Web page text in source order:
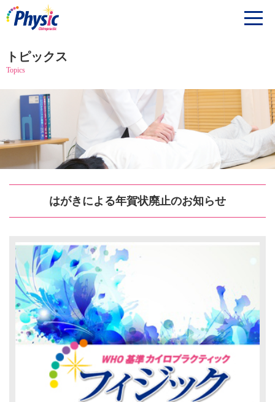
トピックス
Topics
はがきによる年賀状廃止のお知らせ